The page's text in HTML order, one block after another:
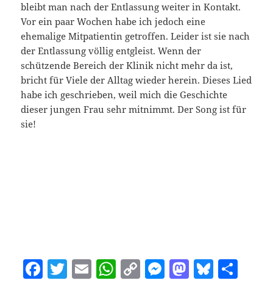
bleibt man nach der Entlassung weiter in Kontakt.
Vor ein paar Wochen habe ich jedoch eine
ehemalige Mitpatientin getroffen. Leider ist sie nach
der Entlassung völlig entgleist. Wenn der
schützende Bereich der Klinik nicht mehr da ist,
bricht für Viele der Alltag wieder herein. Dieses Lied
habe ich geschrieben, weil mich die Geschichte
dieser jungen Frau sehr mitnimmt. Der Song ist für
sie!
F T E W C M M Bl